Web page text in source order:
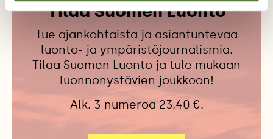
Tilaa Suomen Luonto
Tue ajankohtaista ja asiantuntevaa
luonto- ja ympäristöjournalismia.
Tilaa Suomen Luonto ja tule mukaan
luonnonystävien joukkoon!
Alk. 3 numeroa 23,40 €.